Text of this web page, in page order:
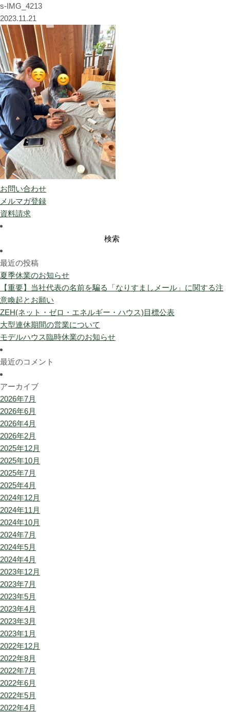
s-IMG_4213
2023.11.21
お問い合わせ
メルマガ登録
資料請求
索:
最近の投稿
夏季休業のお知らせ
【重要】当社代表の名前を騙る「なりすましメール」に関する注
意喚起とお願い
ZEH(ネット・ゼロ・エネルギー・ハウス)目標公表
大型連休期間の営業について
モデルハウス臨時休業のお知らせ
最近のコメント
アーカイブ
2026年7月
2026年6月
2026年4月
2026年2月
2025年12月
2025年10月
2025年7月
2025年4月
2024年12月
2024年11月
2024年10月
2024年7月
2024年5月
2024年4月
2023年12月
2023年7月
2023年5月
2023年4月
2023年3月
2023年1月
2022年12月
2022年8月
2022年7月
2022年6月
2022年5月
2022年4月